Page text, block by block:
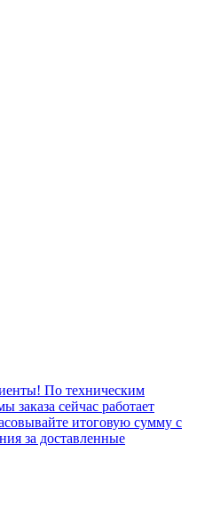
По техническим
заказа сейчас работает
итоговую сумму с
за доставленные